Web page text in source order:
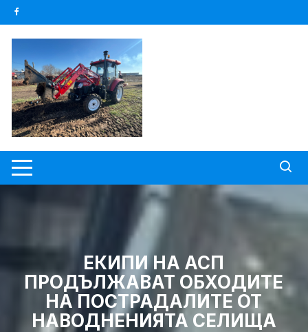
Skip
to
content
ЕКИПИ НА АСП
ПРОДЪЛЖАВАТ ОБХОДИТЕ
НА ПОСТРАДАЛИТЕ ОТ
НАВОДНЕНИЯТА СЕЛИЩА